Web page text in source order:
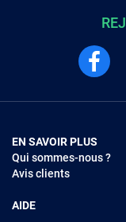
EN SAVOIR PLUS
Qui sommes-nous ?
Avis clients
AIDE